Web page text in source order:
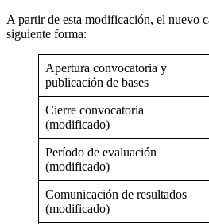
A partir de esta modificación, el nuevo
siguiente forma:
Apertura convocatoria y
publicación de bases
Cierre convocatoria
(modificado)
Período de evaluación
(modificado)
Comunicación de resultados
(modificado)